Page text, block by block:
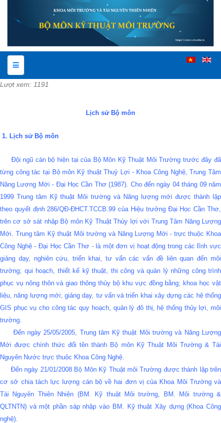
Lượt xem: 1191
Lịch sử Bộ môn
1. Lịch sử Bộ môn
Đội ngũ cán bộ hiện tại của Bộ Môn Kỹ Thuật Môi Trường trước đây đã
từng công tác tại Bộ môn Kỹ thuật Thuỷ Lợi - Khoa Công Nghệ, Trung Tâm
Năng Lượng Mới - Đại Học Cần Thơ (1987). Cho đến ngày 04 tháng 09 năm
1999 Trung tâm Kỹ thuật Môi trường và Năng lượng mới được thành lập
theo quyết định 286/QĐ-ĐHCT.TCCB.99 của Hiệu trưởng Đại Học Cần Thơ,
trên cơ sở sát nhập Bộ môn Kỹ Thuật Thủy lợi với Trung Tâm Năng Lượng
Mới. Trung tâm Kỹ thuật Môi trường và Năng Lượng Mới - trực thuộc Khoa
Công Nghệ - Đại Học Cần Thơ - là một đơn vị hoạt động trong các lĩnh vực
giảng dạy, nghiên cứu, triển khai, tư vấn các vấn đề liên quan đến môi
trường; qui hoạch, thiết kế kỹ thuật, thi công và quản lý những công trình
phục vụ nông thôn và giao thông thủy bộ khu vực đồng bằng; khoa học vật
liệu, năng lượng mới; giảng dạy, tư vấn và triển khai xây dựng các hệ thống
GIS phục vụ cho công tác quy hoạch, quản lý đô thị, hệ thống thủy lợi, môi
trường.
Đến ngày 25/05/2005, Trung tâm Kỹ thuật Môi trường và Năng Lượng
Mới được chính thức đổi tên thành Bộ môn Kỹ Thuật Môi Trường & Tài
Nguyên Nước trực thuộc Khoa Công Nghệ.
Đến ngày 21/01/2008 Bộ Môn Kỹ Thuật môi Trường được thành lập trên
cơ sở chia tách lực lượng cán bộ về hai đơn vị của Khoa Môi Trường và
Tài Nguyên Thiên Nhiên (BM. Kỹ thuật Môi trường, BM. Môi trường &
QLTNTN) và một phần sáp nhập vào BM. Kỹ thuật Xây dựng (Khoa Công
nghệ).